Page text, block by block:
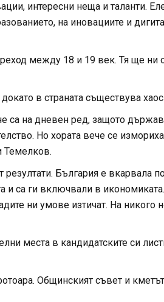
интересни неща и таланти.
на иновациите и
между 18 и 19 век. Тя ще ни
в страната съществува
са на дневен ред, защото
Но хората вече се
Темелков.
България е вкарвала
и са ги включвали в
ни умове изтичат. На никого
места в кандидатските си
Общинският съвет и